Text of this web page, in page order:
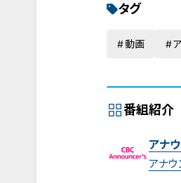
タグ
動画
番組紹介
アナ
アナ